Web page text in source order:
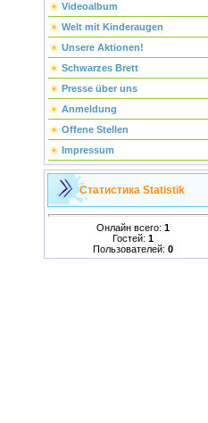
Videoalbum
Welt mit Kinderaugen
Unsere Aktionen!
Schwarzes Brett
Presse über uns
Anmeldung
Offene Stellen
Impressum
Статистика Statistik
Онлайн всего: 1
Гостей: 1
Пользователей: 0